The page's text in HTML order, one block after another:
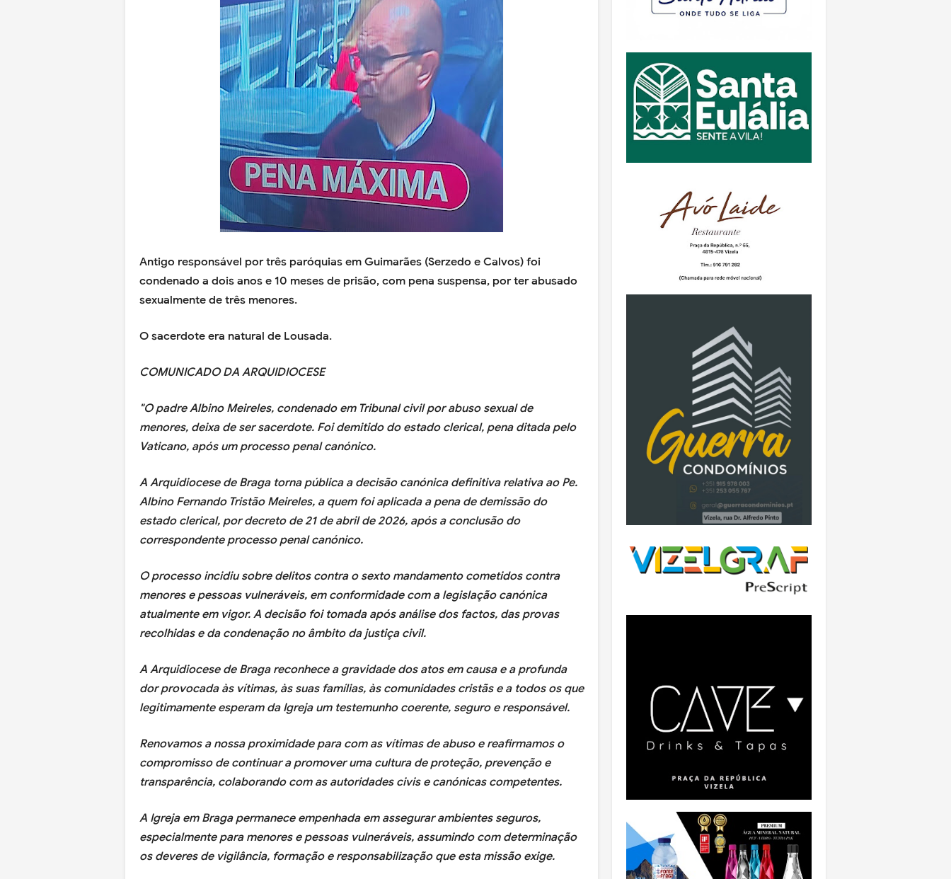
Antigo responsável por três paróquias em Guimarães (Serzedo e Calvos) foi
condenado a dois anos e 10 meses de prisão, com pena suspensa, por ter abusado
sexualmente de três menores.
O sacerdote era natural de Lousada.
COMUNICADO DA ARQUIDIOCESE
"O padre Albino Meireles, condenado em Tribunal civil por abuso sexual de
menores, deixa de ser sacerdote. Foi demitido do estado clerical, pena ditada pelo
Vaticano, após um processo penal canónico.
A Arquidiocese de Braga torna pública a decisão canónica definitiva relativa ao Pe.
Albino Fernando Tristão Meireles, a quem foi aplicada a pena de demissão do
estado clerical, por decreto de 21 de abril de 2026, após a conclusão do
correspondente processo penal canónico.
O processo incidiu sobre delitos contra o sexto mandamento cometidos contra
menores e pessoas vulneráveis, em conformidade com a legislação canónica
atualmente em vigor. A decisão foi tomada após análise dos factos, das provas
recolhidas e da condenação no âmbito da justiça civil.
A Arquidiocese de Braga reconhece a gravidade dos atos em causa e a profunda
dor provocada às vítimas, às suas famílias, às comunidades cristãs e a todos os que
legitimamente esperam da Igreja um testemunho coerente, seguro e responsável.
Renovamos a nossa proximidade para com as vítimas de abuso e reafirmamos o
compromisso de continuar a promover uma cultura de proteção, prevenção e
transparência, colaborando com as autoridades civis e canónicas competentes.
A Igreja em Braga permanece empenhada em assegurar ambientes seguros,
especialmente para menores e pessoas vulneráveis, assumindo com determinação
os deveres de vigilância, formação e responsabilização que esta missão exige.